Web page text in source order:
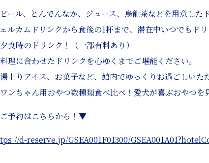
ール、とんでんなか、ジュース、烏龍茶などを用意した
ルカムドリンクから食後の1杯まで、滞在中いつでもド
食時のドリンク！（一部有料あり）
理に合わせたドリンクを心ゆくまでご堪能ください。
上りアイス、お菓子など、館内でゆっくりお過ごしいた
ンちゃん用おやつ数種類食べ比べ！愛犬が喜ぶおやつを
予約はこちらから！▼
d-reserve.jp/GSEA001F01300/